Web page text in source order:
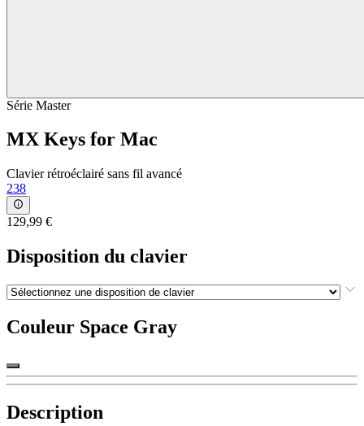
Série Master
MX Keys for Mac
Clavier rétroéclairé sans fil avancé
238
129,99 €
Disposition du clavier
Couleur Space Gray
Description